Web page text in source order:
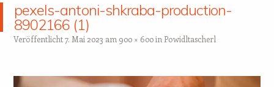
pexels-antoni-shkraba-production-
8902166 (1)
Veröffentlicht7. Mai 2023 am 900 × 600in Powidltascherl